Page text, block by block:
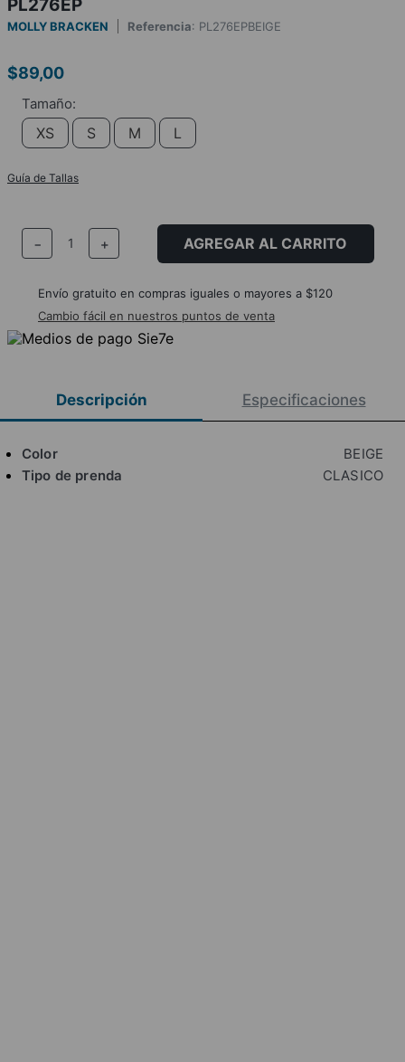
PL276EP
MOLLY BRACKEN Referencia: PL276EPBEIGE
$89,00
XS S M L
Guía de Tallas
＋
－ AGREGAR AL CARRITO
Envío gratuito en compras iguales o mayores a $120
Cambio fácil en nuestros puntos de venta
Descripción Especificaciones
Color
BEIGE
Tipo de prenda
CLASICO